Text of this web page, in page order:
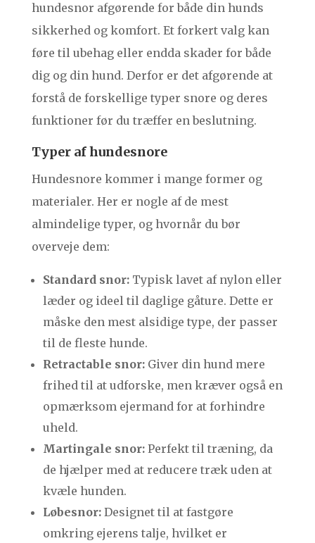
hundesnor afgørende for både din hunds
sikkerhed og komfort. Et forkert valg kan
føre til ubehag eller endda skader for både
dig og din hund. Derfor er det afgørende at
forstå de forskellige typer snore og deres
funktioner før du træffer en beslutning.
Typer af hundesnore
Hundesnore kommer i mange former og
materialer. Her er nogle af de mest
almindelige typer, og hvornår du bør
overveje dem:
Standard snor:Typisk lavet af nylon eller
læder og ideel til daglige gåture. Dette er
måske den mest alsidige type, der passer
til de fleste hunde.
Retractable snor:Giver din hund mere
frihed til at udforske, men kræver også en
opmærksom ejermand for at forhindre
uheld.
Martingale snor:Perfekt til træning, da
de hjælper med at reducere træk uden at
kvæle hunden.
Løbesnor:Designet til at fastgøre
omkring ejerens talje, hvilket er